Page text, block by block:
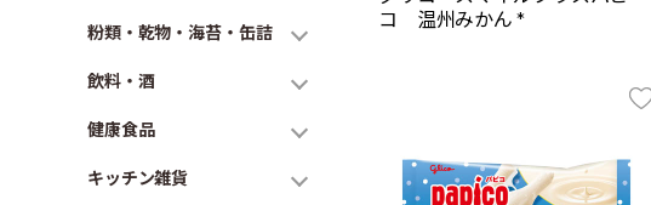
粉類・乾物・海苔・缶詰
飲料・酒
健康食品
キッチン雑貨
コ 温州みかん *